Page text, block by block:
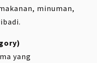
minuman,
yang